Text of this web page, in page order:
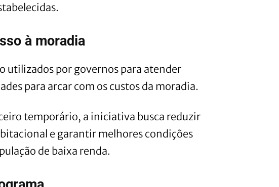
à moradia
utilizados por governos para atender
para arcar com os custos da moradia.
temporário, a iniciativa busca reduzir
e garantir melhores condições
de baixa renda.